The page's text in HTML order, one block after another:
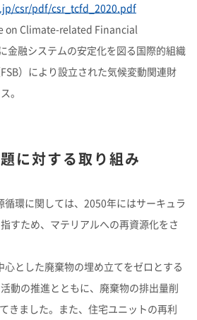
csr/pdf/csr_tcfd_2020.pdf
on Climate-related Financial
金融システムの安定化を図る国際的組織
）により設立された気候変動関連財
。
に対する取り組み
循環に関しては、2050年にはサーキュラ
すため、マテリアルへの再資源化をさ
心とした廃棄物の埋め立てをゼロとする
動の推進とともに、廃棄物の排出量削
きました。また、住宅ユニットの再利